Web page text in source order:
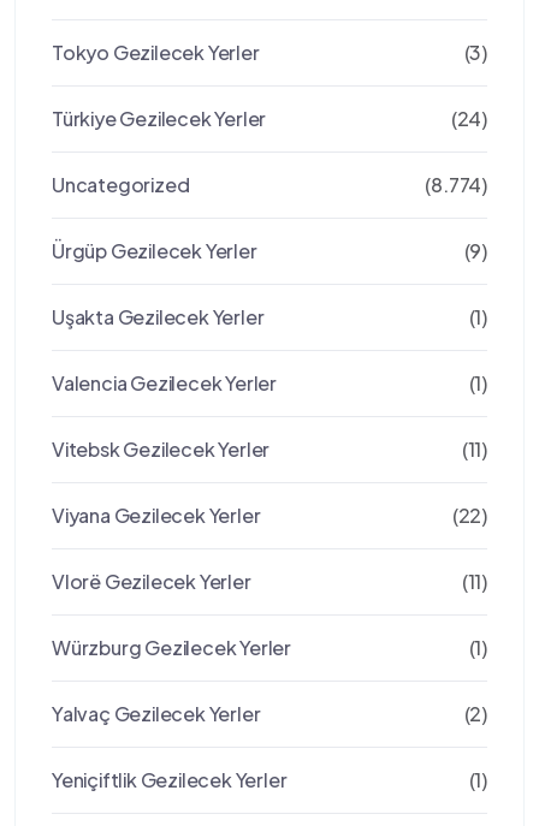
Tokyo Gezilecek Yerler (3)
Türkiye Gezilecek Yerler (24)
Uncategorized (8.774)
Ürgüp Gezilecek Yerler (9)
Uşakta Gezilecek Yerler (1)
Valencia Gezilecek Yerler (1)
Vitebsk Gezilecek Yerler (11)
Viyana Gezilecek Yerler (22)
Vlorë Gezilecek Yerler (11)
Würzburg Gezilecek Yerler (1)
Yalvaç Gezilecek Yerler (2)
Yeniçiftlik Gezilecek Yerler (1)